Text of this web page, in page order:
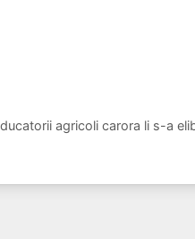
agricoli carora li s-a